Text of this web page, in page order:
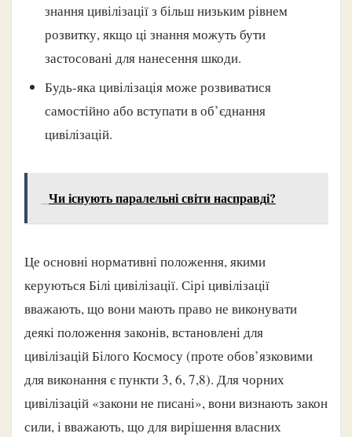
знання цивілізації з більш низьким рівнем
розвитку, якщо ці знання можуть бути
застосовані для нанесення шкоди.
Будь-яка цивілізація може розвиватися
самостійно або вступати в об’єднання
цивілізацій.
Чи існують паралельні світи насправді?
Це основні нормативні положення, якими
керуються Білі цивілізації. Сірі цивілізації
вважають, що вони мають право не виконувати
деякі положення законів, встановлені для
цивілізацій Білого Космосу (проте обов’язковими
для виконання є пункти 3, 6, 7,8). Для чорних
цивілізацій «закони не писані», вони визнають закон
сили, і вважають, що для вирішення власних